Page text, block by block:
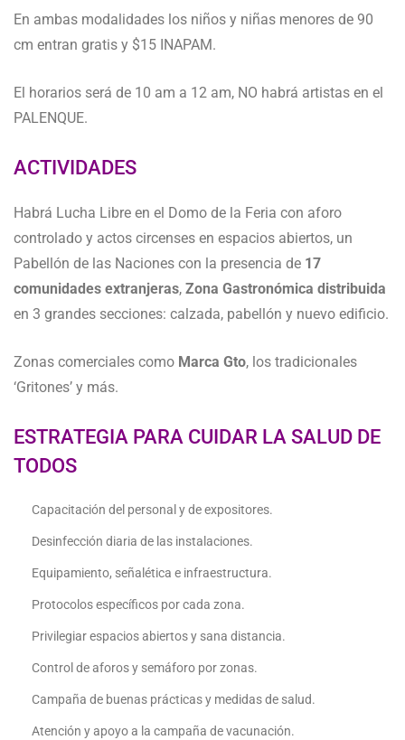
En ambas modalidades los niños y niñas menores de 90
cm entran gratis y $15 INAPAM.
El horarios será de 10 am a 12 am, NO habrá artistas en el
PALENQUE.
ACTIVIDADES
Habrá Lucha Libre en el Domo de la Feria con aforo
controlado y actos circenses en espacios abiertos, un
Pabellón de las Naciones con la presencia de 17
comunidades extranjeras, Zona Gastronómica distribuida
en 3 grandes secciones: calzada, pabellón y nuevo edificio.
Zonas comerciales como Marca Gto, los tradicionales
‘Gritones’ y más.
ESTRATEGIA PARA CUIDAR LA SALUD DE
TODOS
Capacitación del personal y de expositores.
Desinfección diaria de las instalaciones.
Equipamiento, señalética e infraestructura.
Protocolos específicos por cada zona.
Privilegiar espacios abiertos y sana distancia.
Control de aforos y semáforo por zonas.
Campaña de buenas prácticas y medidas de salud.
Atención y apoyo a la campaña de vacunación.